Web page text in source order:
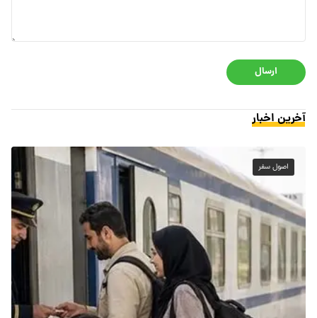
ارسال
آخرین اخبار
اصول سفر